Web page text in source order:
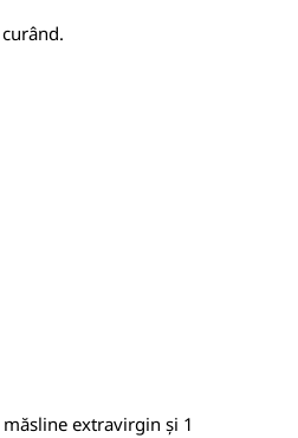
extravirgin și 1